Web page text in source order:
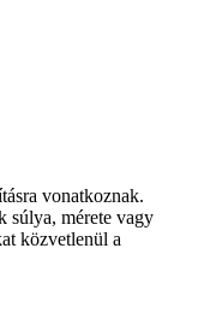
vonatkoznak.
súlya, mérete vagy
közvetlenül a